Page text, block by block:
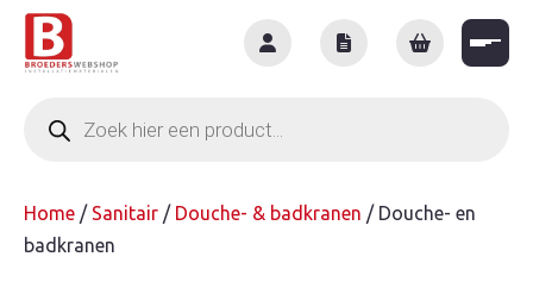
Skip
content
zoeken
Home / Sanitair / Douche- & badkranen / Douche- en
badkranen